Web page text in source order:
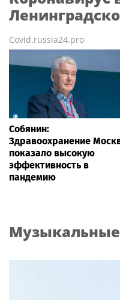
Covid.russia24.pro
Собянин:
Здравоохранение
показало высокую
эффективность в
пандемию